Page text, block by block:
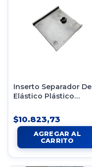
Inserto Separador De
Elástico Plástico
$10.823,73